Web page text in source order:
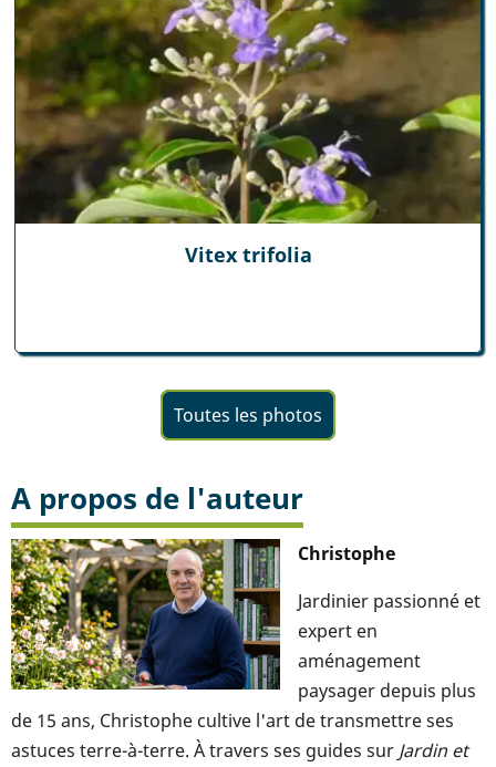
Vitex trifolia
Toutes les photos
A propos de l'auteur
Christophe
Jardinier passionné et
expert en
aménagement
paysager depuis plus
de 15 ans, Christophe cultive l'art de transmettre ses
astuces terre-à-terre. À travers ses guides sur Jardin et